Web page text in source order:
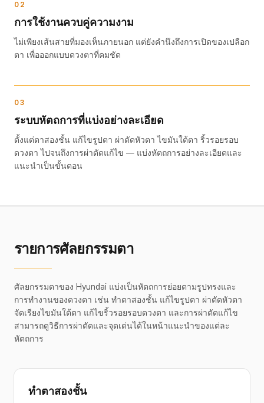
02
การใช้งานควบคู่ความงาม
ไม่เพียงเส้นสายที่มองเห็นภายนอก แต่ยังคำนึงถึงการเปิดของเปลือก
ตา เพื่อออกแบบดวงตาที่คมชัด
03
ระบบหัตถการที่แบ่งอย่างละเอียด
ตั้งแต่ตาสองชั้น แก้ไขรูปตา ผ่าตัดหัวตา ไขมันใต้ตา ริ้วรอยรอบ
ดวงตา ไปจนถึงการผ่าตัดแก้ไข — แบ่งหัตถการอย่างละเอียดและ
แนะนำเป็นขั้นตอน
รายการศัลยกรรมตา
ศัลยกรรมตาของ Hyundai แบ่งเป็นหัตถการย่อยตามรูปทรงและ
การทำงานของดวงตา เช่น ทำตาสองชั้น แก้ไขรูปตา ผ่าตัดหัวตา
จัดเรียงไขมันใต้ตา แก้ไขริ้วรอยรอบดวงตา และการผ่าตัดแก้ไข
สามารถดูวิธีการผ่าตัดและจุดเด่นได้ในหน้าแนะนำของแต่ละ
หัตถการ
ทำตาสองชั้น